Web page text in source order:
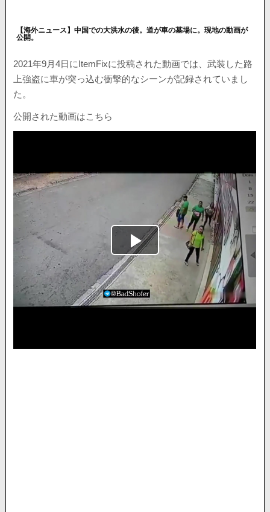
【海外ニュース】中国での大洪水の後。道が車の墓場に。現地の動画が
公開。
2021年9月4日にItemFixに投稿された動画では、武装した路
上強盗に車が突っ込む衝撃的なシーンが記録されていまし
た。
公開された動画はこちら